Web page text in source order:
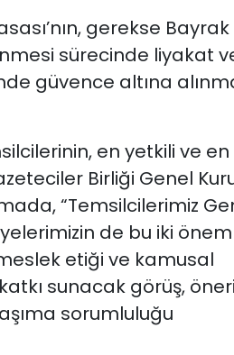
gerekse
sürecinde liyakat
güvence altına
en yetkili ve en
Birliği Genel
“Temsilcilerimiz
de bu iki
etiği ve kamusal
sunacak görüş,
sorumluluğu